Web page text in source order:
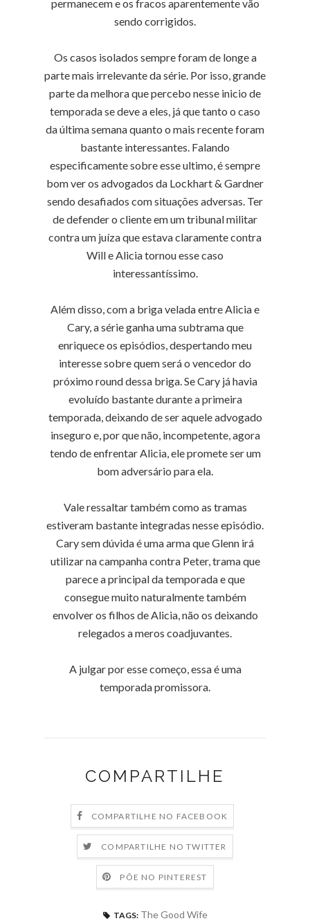
permanecem e os fracos aparentemente vão
sendo corrigidos.
Os casos isolados sempre foram de longe a
parte mais irrelevante da série. Por isso, grande
parte da melhora que percebo nesse inicio de
temporada se deve a eles, já que tanto o caso
da última semana quanto o mais recente foram
bastante interessantes. Falando
especificamente sobre esse ultimo, é sempre
bom ver os advogados da Lockhart & Gardner
sendo desafiados com situações adversas. Ter
de defender o cliente em um tribunal militar
contra um juíza que estava claramente contra
Will e Alicia tornou esse caso
interessantíssimo.
Além disso, com a briga velada entre Alicia e
Cary, a série ganha uma subtrama que
enriquece os episódios, despertando meu
interesse sobre quem será o vencedor do
próximo round dessa briga. Se Cary já havia
evoluído bastante durante a primeira
temporada, deixando de ser aquele advogado
inseguro e, por que não, incompetente, agora
tendo de enfrentar Alicia, ele promete ser um
bom adversário para ela.
Vale ressaltar também como as tramas
estiveram bastante integradas nesse episódio.
Cary sem dúvida é uma arma que Glenn irá
utilizar na campanha contra Peter, trama que
parece a principal da temporada e que
consegue muito naturalmente também
envolver os filhos de Alicia, não os deixando
relegados a meros coadjuvantes.
A julgar por esse começo, essa é uma
temporada promissora.
COMPARTILHE
COMPARTILHE NO FACEBOOK
COMPARTILHE NO TWITTER
PÕE NO PINTEREST
TAGS: The Good Wife